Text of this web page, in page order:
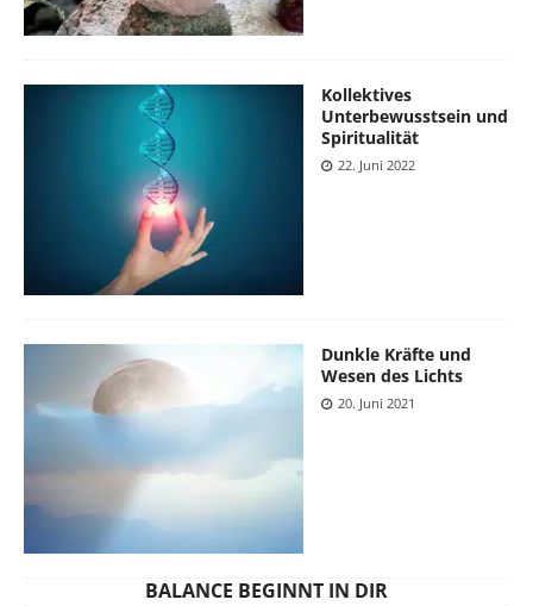
Kollektives
Unterbewusstsein und
Spiritualität
22. Juni 2022
Dunkle Kräfte und
Wesen des Lichts
20. Juni 2021
BALANCE BEGINNT IN DIR